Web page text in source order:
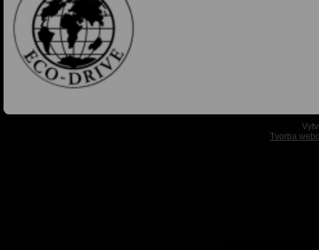
Tvorba